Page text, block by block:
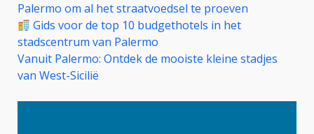
Palermo om al het straatvoedsel te proeven
Gids voor de top 10 budgethotels in het
stadscentrum van Palermo
Vanuit Palermo: Ontdek de mooiste kleine stadjes
van West-Sicilië